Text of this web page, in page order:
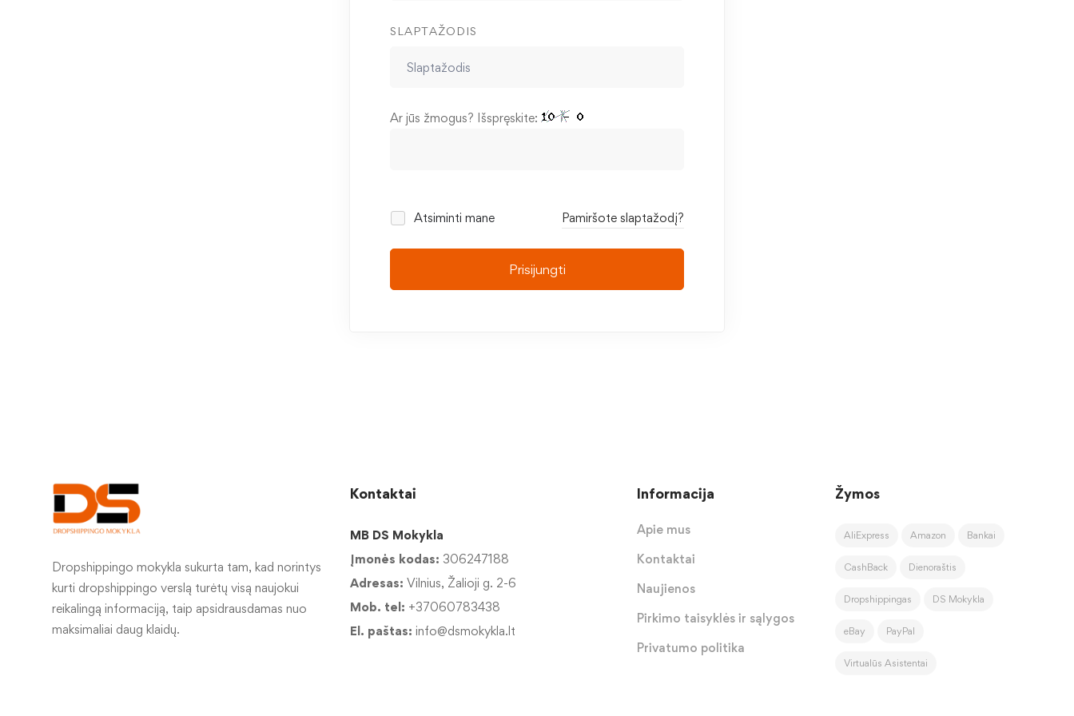
SLAPTAŽODIS
Ar jūs žmogus? Išspręskite:
Atsiminti mane Pamiršote slaptažodį?
Prisijungti
Dropshippingo mokykla sukurta tam, kad norintys
kurti dropshippingo verslą turėtų visą naujokui
reikalingą informaciją, taip apsidrausdamas nuo
maksimaliai daug klaidų.
Kontaktai
MB DS Mokykla
Įmonės kodas: 306247188
Adresas: Vilnius, Žalioji g. 2-6
Mob. tel: +37060783438
El. paštas: info@dsmokykla.lt
Informacija
Apie mus
Kontaktai
Naujienos
Pirkimo taisyklės ir sąlygos
Privatumo politika
Žymos
AliExpress Amazon Bankai
CashBack Dienoraštis
Dropshippingas DS Mokykla
eBay PayPal
Virtualūs Asistentai